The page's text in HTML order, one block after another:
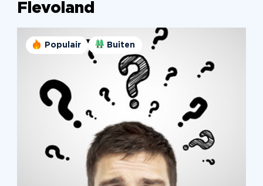
Flevoland
Populair Buiten